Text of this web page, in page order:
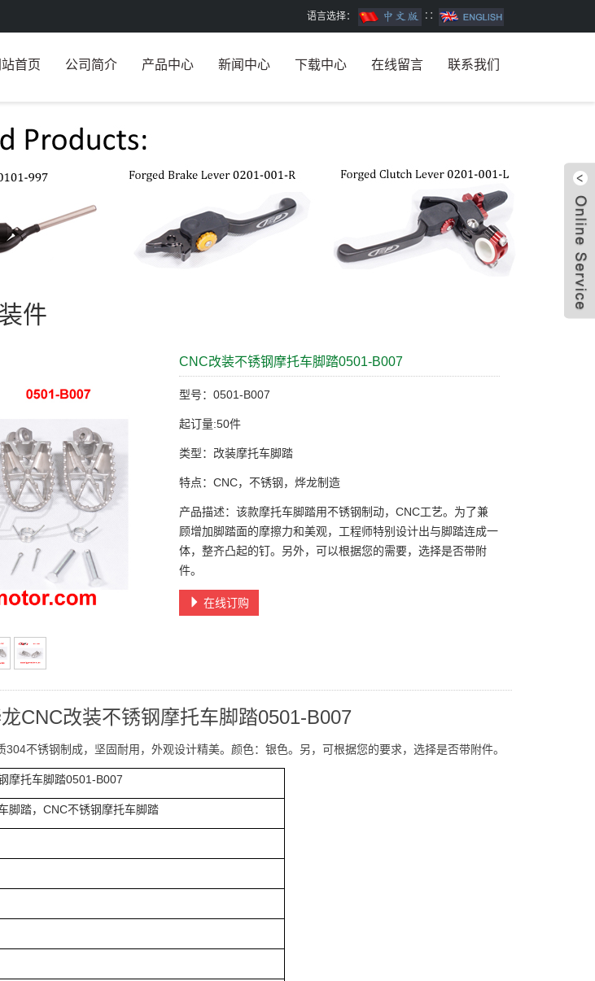
语言选择： ∷
站首页 公司简介 产品中心 新闻中心 下载中心 在线留言 联系我们
件
CNC改装不锈钢摩托车脚踏0501-B007
型号：0501-B007
起订量:50件
类型：改装摩托车脚踏
特点：CNC，不锈钢，烨龙制造
产品描述：该款摩托车脚踏用不锈钢制动，CNC工艺。为了兼
顾增加脚踏面的摩擦力和美观，工程师特别设计出与脚踏连成一
体，整齐凸起的钉。另外，可以根据您的需要，选择是否带附
件。
在线订购
CNC改装不锈钢摩托车脚踏0501-B007
不锈钢制成，坚固耐用，外观设计精美。颜色：银色。另，可根据您的要求，选择是否带附件。
摩托车脚踏0501-B007
脚踏，CNC不锈钢摩托车脚踏